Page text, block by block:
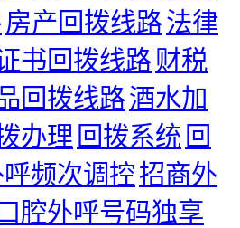
房产回拨线路法律
书回拨线路财税
回拨线路酒水加
办理 回拨系统 回
频次调控招商外
口腔外呼号码独享